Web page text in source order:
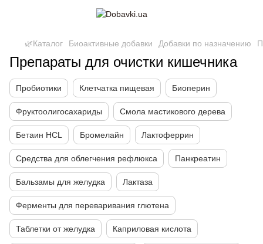
🌿Каталог Биоактивные добавки Добавки по назначению
Препараты для очистки кишечника
Пробиотики Клетчатка пищевая Биоперин
Фруктоолигосахариды Смола мастикового дерева
Бетаин HCL Бромелайн Лактоферрин
Средства для облегчения рефлюкса Панкреатин
Бальзамы для желудка Лактаза
Ферменты для переваривания глютена
Таблетки от желудка Каприловая кислота